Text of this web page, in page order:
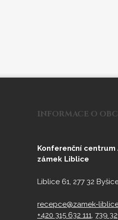
INFORMACE O
Konferenční centrum
zámek Liblice
Liblice 61, 277 32
recepce@zamek-
+420 315 632 111, 739